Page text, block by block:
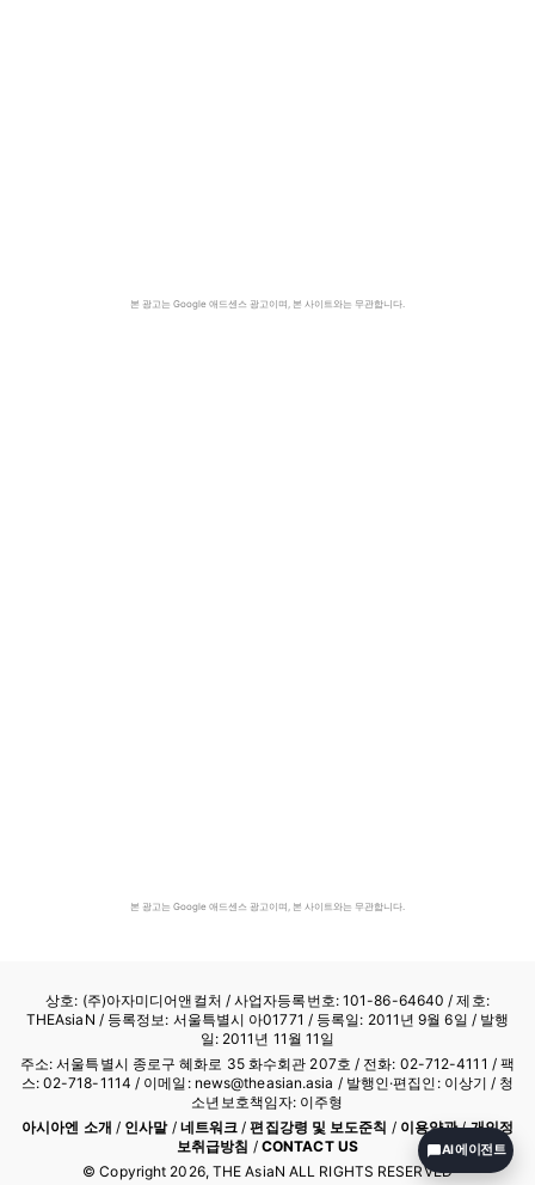
본 광고는 Google 애드센스 광고이며, 본 사이트와는 무관합니다.
본 광고는 Google 애드센스 광고이며, 본 사이트와는 무관합니다.
상호: (주)아자미디어앤컬처 /사업자등록번호: 101-86-64640 / 제호:
THEAsiaN / 등록정보: 서울특별시 아01771 / 등록일: 2011년 9월 6일 / 발행
일: 2011년 11월 11일
주소: 서울특별시 종로구 혜화로 35 화수회관 207호 / 전화: 02-712-4111 / 팩
스: 02-718-1114 / 이메일: news@theasian.asia / 발행인·편집인: 이상기 / 청
소년보호책임자: 이주형
아시아엔 소개 / 인사말/ 네트워크 /편집강령 및 보도준칙 / 이용약관/개인정
보취급방침 / CONTACT US
© Copyright 2026, THE AsiaN ALL RIGHTS RESERVED
AI 에이전트